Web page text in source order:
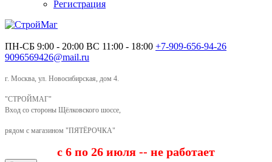
Регистрация
ПН-СБ 9:00 - 20:00 ВС 11:00 - 18:00 +7-909-656-94-26
9096569426@mail.ru
г. Москва, ул. Новосибирская, дом 4.
"СТРОЙМАГ"
Вход со стороны Щёлковского шоссе,
рядом с магазином "ПЯТЁРОЧКА"
с 6 по 26 июля -- не работает